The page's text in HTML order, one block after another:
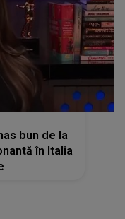
bun de la
în Italia